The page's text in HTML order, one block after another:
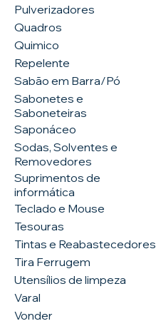
Pulverizadores
Quadros
Quimico
Repelente
Sabão em Barra/Pó
Sabonetes e
Saboneteiras
Saponáceo
Sodas, Solventes e
Removedores
Suprimentos de
informática
Teclado e Mouse
Tesouras
Tintas e Reabastecedores
Tira Ferrugem
Utensílios de limpeza
Varal
Vonder